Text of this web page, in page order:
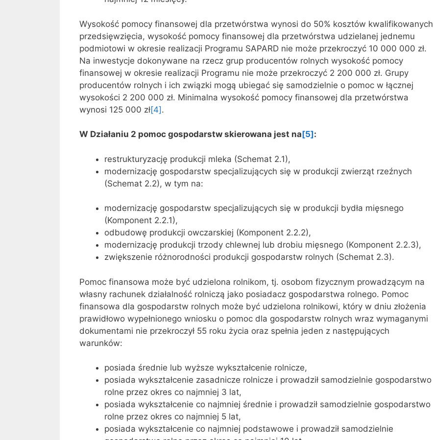
Wysokość pomocy finansowej dla przetwórstwa wynosi do 50% kosztów kwalifikowanych
przedsięwzięcia, wysokość pomocy finansowej dla przetwórstwa udzielanej jednemu
podmiotowi w okresie realizacji Programu SAPARD nie może przekroczyć 10 000 000 zł.
Na inwestycje dokonywane na rzecz grup producentów rolnych wysokość pomocy
finansowej w okresie realizacji Programu nie może przekroczyć 2 200 000 zł. Grupy
producentów rolnych i ich związki mogą ubiegać się samodzielnie o pomoc w łącznej
wysokości 2 200 000 zł. Minimalna wysokość pomocy finansowej dla przetwórstwa
wynosi 125 000 zł[4].
W Działaniu 2 pomoc gospodarstw skierowana jest na[5]:
restrukturyzację produkcji mleka (Schemat 2.1),
modernizację gospodarstw specjalizujących się w produkcji zwierząt rzeźnych
(Schemat 2.2), w tym na:
modernizację gospodarstw specjalizujących się w produkcji bydła mięsnego
(Komponent 2.2.1),
odbudowę produkcji owczarskiej (Komponent 2.2.2),
modernizację produkcji trzody chlewnej lub drobiu mięsnego (Komponent 2.2.3),
zwiększenie różnorodności produkcji gospodarstw rolnych (Schemat 2.3).
Pomoc finansowa może być udzielona rolnikom, tj. osobom fizycznym prowadzącym na
własny rachunek działalność rolniczą jako posiadacz gospodarstwa rolnego. Pomoc
finansowa dla gospodarstw rolnych może być udzielona rolnikowi, który w dniu złożenia
prawidłowo wypełnionego wniosku o pomoc dla gospodarstw rolnych wraz wymaganymi
dokumentami nie przekroczył 55 roku życia oraz spełnia jeden z następujących
warunków:
posiada średnie lub wyższe wykształcenie rolnicze,
posiada wykształcenie zasadnicze rolnicze i prowadził samodzielnie gospodarstwo
rolne przez okres co najmniej 3 lat,
posiada wykształcenie co najmniej średnie i prowadził samodzielnie gospodarstwo
rolne przez okres co najmniej 5 lat,
posiada wykształcenie co najmniej podstawowe i prowadził samodzielnie